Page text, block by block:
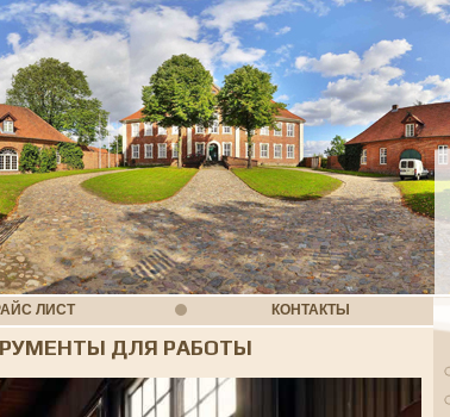
ЛИСТ КОНТАКТЫ
ДЛЯ РАБОТЫ